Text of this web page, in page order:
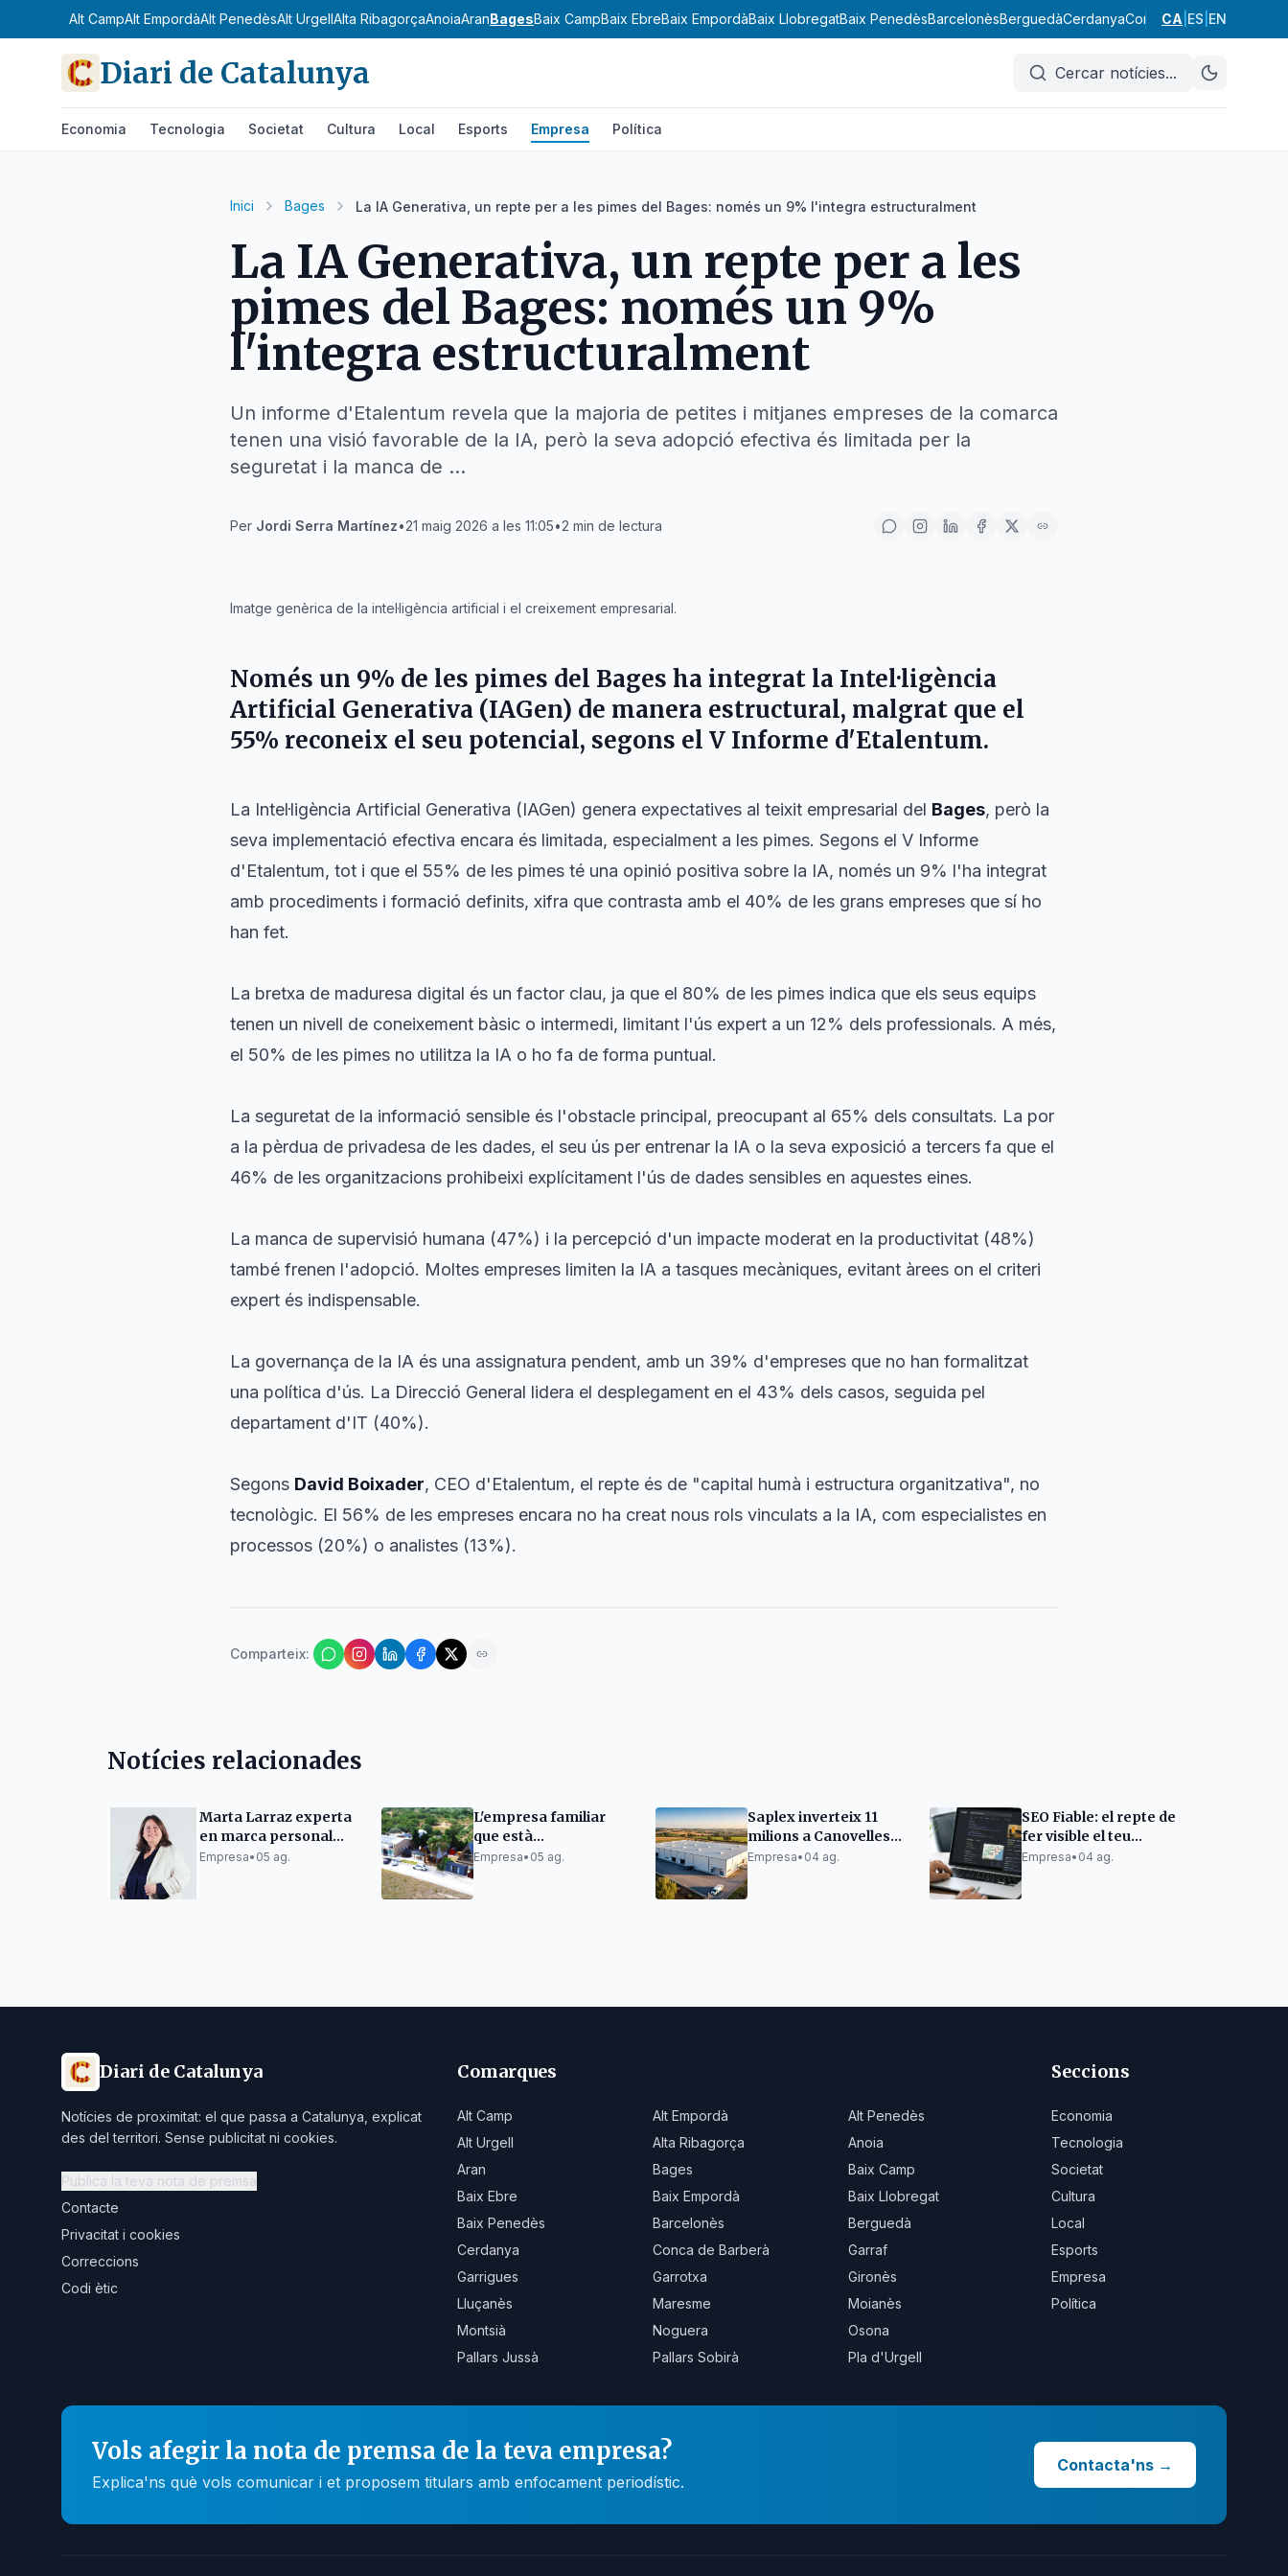
Alt CampAlt EmpordàAlt PenedèsAlt UrgellAlta RibagorçaAnoiaAranBagesBaix CampBaix EbreBaix EmpordàBaix LlobregatBaix PenedèsBarcelonèsBerguedàCerdanyaConca de Barberà
CA ES EN
Diari de Catalunya Cercar notícies...
Economia Tecnologia Societat Cultura Local Esports Empresa Política
Inici Bages La IA Generativa, un repte per a les pimes del Bages: només un 9% l'integra estructuralment
La IA Generativa, un repte per a les
pimes del Bages: només un 9%
l'integra estructuralment
Un informe d'Etalentum revela que la majoria de petites i mitjanes empreses de la comarca
tenen una visió favorable de la IA, però la seva adopció efectiva és limitada per la
seguretat i la manca de …
Per Jordi Serra Martínez•21 maig 2026 a les 11:05•2 min de lectura
Imatge genèrica de la intel·ligència artificial i el creixement empresarial.
Només un 9% de les pimes del Bages ha integrat la Intel·ligència
Artificial Generativa (IAGen) de manera estructural, malgrat que el
55% reconeix el seu potencial, segons el V Informe d'Etalentum.
La Intel·ligència Artificial Generativa (IAGen) genera expectatives al teixit empresarial del Bages, però la
seva implementació efectiva encara és limitada, especialment a les pimes. Segons el V Informe
d'Etalentum, tot i que el 55% de les pimes té una opinió positiva sobre la IA, només un 9% l'ha integrat
amb procediments i formació definits, xifra que contrasta amb el 40% de les grans empreses que sí ho
han fet.
La bretxa de maduresa digital és un factor clau, ja que el 80% de les pimes indica que els seus equips
tenen un nivell de coneixement bàsic o intermedi, limitant l'ús expert a un 12% dels professionals. A més,
el 50% de les pimes no utilitza la IA o ho fa de forma puntual.
La seguretat de la informació sensible és l'obstacle principal, preocupant al 65% dels consultats. La por
a la pèrdua de privadesa de les dades, el seu ús per entrenar la IA o la seva exposició a tercers fa que el
46% de les organitzacions prohibeixi explícitament l'ús de dades sensibles en aquestes eines.
La manca de supervisió humana (47%) i la percepció d'un impacte moderat en la productivitat (48%)
també frenen l'adopció. Moltes empreses limiten la IA a tasques mecàniques, evitant àrees on el criteri
expert és indispensable.
La governança de la IA és una assignatura pendent, amb un 39% d'empreses que no han formalitzat
una política d'ús. La Direcció General lidera el desplegament en el 43% dels casos, seguida pel
departament d'IT (40%).
Segons David Boixader, CEO d'Etalentum, el repte és de "capital humà i estructura organitzativa", no
tecnològic. El 56% de les empreses encara no ha creat nous rols vinculats a la IA, com especialistes en
processos (20%) o analistes (13%).
Comparteix:
Notícies relacionades
Marta Larraz experta
en marca personal
"Sense credibilitat no
Empresa• 05 ag.
L'empresa familiar
que està
revolucionant el
Empresa• 05 ag.
Saplex inverteix 11
milions a Canovelles
per créixer
Empresa• 04 ag.
SEO Fiable: el repte de
fer visible el teu
negoci a Google
Empresa• 04 ag.
Diari de Catalunya
Notícies de proximitat: el que passa a Catalunya, explicat
des del territori. Sense publicitat ni cookies.
Publica la teva nota de premsa
Contacte
Privacitat i cookies
Correccions
Codi ètic
Comarques
Alt Camp Alt Empordà
Alt Penedès
Alt Urgell
Alta Ribagorça
Anoia
Aran
Bages
Baix Camp
Baix Ebre
Baix Empordà
Baix Llobregat
Baix Penedès
Barcelonès
Berguedà
Cerdanya
Conca de Barberà
Garraf
Garrigues
Garrotxa
Gironès
Lluçanès
Maresme
Moianès
Montsià
Noguera
Osona
Pallars Jussà
Pallars Sobirà Pla d'Urgell
Seccions
Economia
Tecnologia
Societat
Cultura
Local
Esports
Empresa
Política
Vols afegir la nota de premsa de la teva empresa?
Explica'ns què vols comunicar i et proposem titulars amb enfocament periodístic.
Contacta'ns →